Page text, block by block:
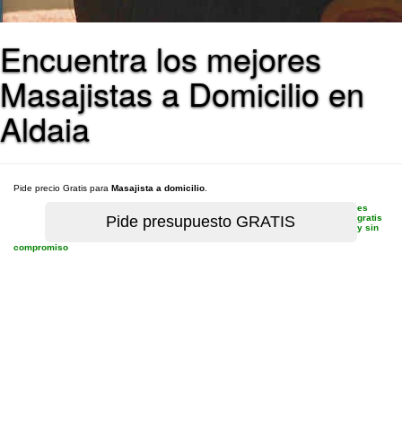
Encuentra los mejores
Masajistas a Domicilio en
Aldaia
Pide precio Gratis para Masajista a domicilio
es
gratis
y sin
compromiso